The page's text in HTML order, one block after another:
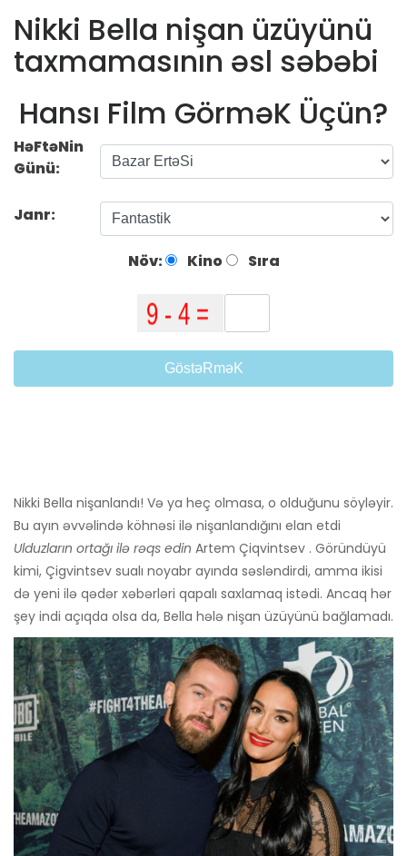
Nikki Bella nişan üzüyünü
taxmamasının əsl səbəbi
Hansı Film GörməK Üçün?
HəFtəNin
Günü:
Janr:
Növ: Kino Sıra
GöstəRməK
Nikki Bella nişanlandı! Və ya heç olmasa, o olduğunu söyləyir.
Bu ayın əvvəlində köhnəsi ilə nişanlandığını elan etdi
Ulduzların ortağı ilə rəqs edin Artem Çiqvintsev . Göründüyü
kimi, Çigvintsev sualı noyabr ayında səsləndirdi, amma ikisi
də yeni ilə qədər xəbərləri qapalı saxlamaq istədi. Ancaq hər
şey indi açıqda olsa da, Bella hələ nişan üzüyünü bağlamadı.